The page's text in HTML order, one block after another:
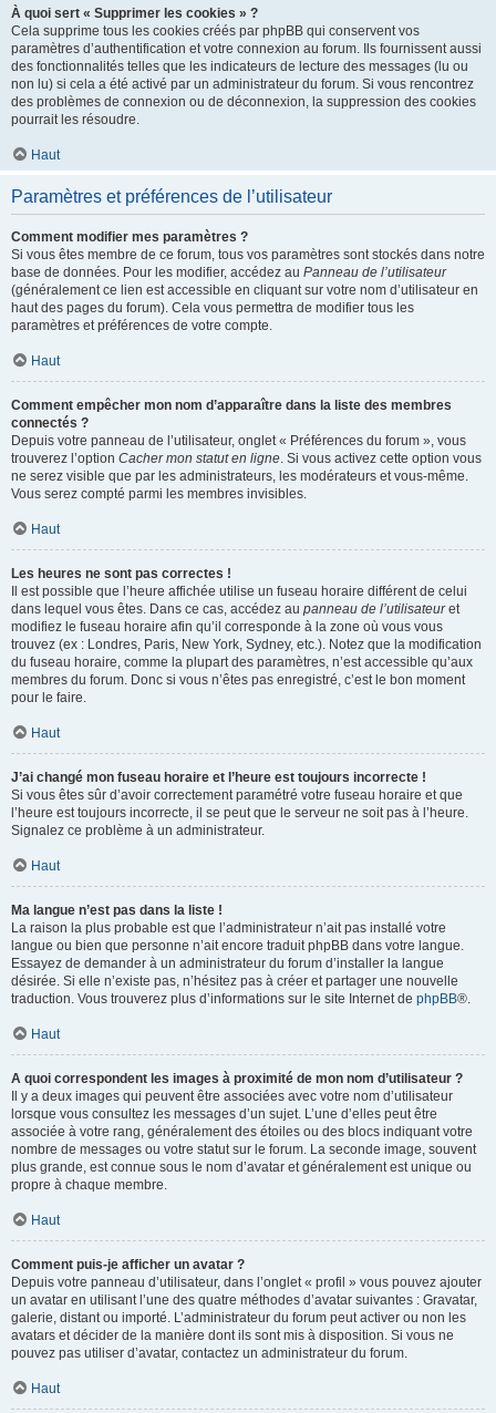
À quoi sert « Supprimer les cookies » ?
Cela supprime tous les cookies créés par phpBB qui conservent vos
paramètres d’authentification et votre connexion au forum. Ils fournissent aussi
des fonctionnalités telles que les indicateurs de lecture des messages (lu ou
non lu) si cela a été activé par un administrateur du forum. Si vous rencontrez
des problèmes de connexion ou de déconnexion, la suppression des cookies
pourrait les résoudre.
Haut
Paramètres et préférences de l’utilisateur
Comment modifier mes paramètres ?
Si vous êtes membre de ce forum, tous vos paramètres sont stockés dans notre
base de données. Pour les modifier, accédez au Panneau de l’utilisateur
(généralement ce lien est accessible en cliquant sur votre nom d’utilisateur en
haut des pages du forum). Cela vous permettra de modifier tous les
paramètres et préférences de votre compte.
Haut
Comment empêcher mon nom d’apparaître dans la liste des membres
connectés ?
Depuis votre panneau de l’utilisateur, onglet « Préférences du forum », vous
trouverez l’option Cacher mon statut en ligne. Si vous activez cette option vous
ne serez visible que par les administrateurs, les modérateurs et vous-même.
Vous serez compté parmi les membres invisibles.
Haut
Les heures ne sont pas correctes !
Il est possible que l’heure affichée utilise un fuseau horaire différent de celui
dans lequel vous êtes. Dans ce cas, accédez au panneau de l’utilisateuret
modifiez le fuseau horaire afin qu’il corresponde à la zone où vous vous
trouvez (ex : Londres, Paris, New York, Sydney, etc.). Notez que la modification
du fuseau horaire, comme la plupart des paramètres, n’est accessible qu’aux
membres du forum. Donc si vous n’êtes pas enregistré, c’est le bon moment
pour le faire.
Haut
J’ai changé mon fuseau horaire et l’heure est toujours incorrecte !
Si vous êtes sûr d’avoir correctement paramétré votre fuseau horaire et que
l’heure est toujours incorrecte, il se peut que le serveur ne soit pas à l’heure.
Signalez ce problème à un administrateur.
Haut
Ma langue n’est pas dans la liste !
La raison la plus probable est que l’administrateur n’ait pas installé votre
langue ou bien que personne n’ait encore traduit phpBB dans votre langue.
Essayez de demander à un administrateur du forum d’installer la langue
désirée. Si elle n’existe pas, n’hésitez pas à créer et partager une nouvelle
traduction. Vous trouverez plus d’informations sur le site Internet de phpBB®.
Haut
A quoi correspondent les images à proximité de mon nom d’utilisateur ?
Il y a deux images qui peuvent être associées avec votre nom d’utilisateur
lorsque vous consultez les messages d’un sujet. L’une d’elles peut être
associée à votre rang, généralement des étoiles ou des blocs indiquant votre
nombre de messages ou votre statut sur le forum. La seconde image, souvent
plus grande, est connue sous le nom d’avatar et généralement est unique ou
propre à chaque membre.
Haut
Comment puis-je afficher un avatar ?
Depuis votre panneau d’utilisateur, dans l’onglet « profil » vous pouvez ajouter
un avatar en utilisant l’une des quatre méthodes d’avatar suivantes : Gravatar,
galerie, distant ou importé. L’administrateur du forum peut activer ou non les
avatars et décider de la manière dont ils sont mis à disposition. Si vous ne
pouvez pas utiliser d’avatar, contactez un administrateur du forum.
Haut